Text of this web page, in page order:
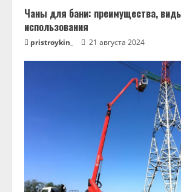
Чаны для бани: преимущества,
использования
pristroykin_ 21 августа 2024